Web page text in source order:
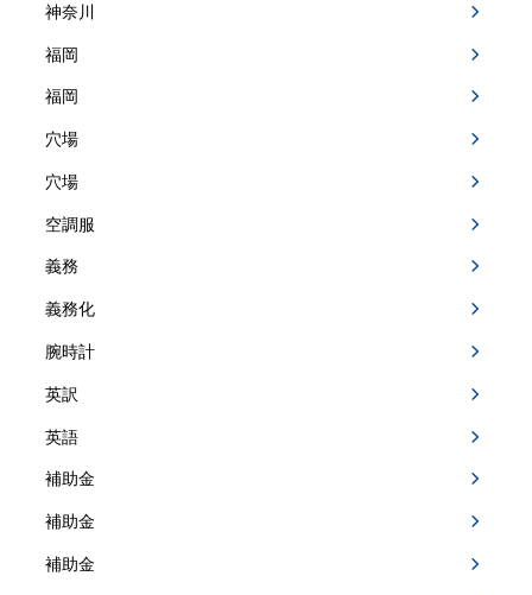
神奈川
福岡
福岡
穴場
穴場
空調服
義務
義務化
腕時計
英訳
英語
補助金
補助金
補助金